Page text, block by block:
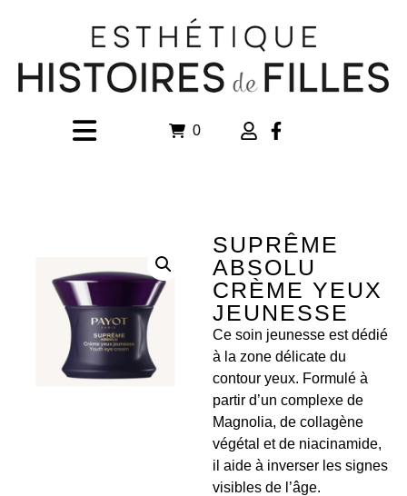
0
SUPRÊME
ABSOLU
CRÈME YEUX
JEUNESSE
Ce soin jeunesse est dédié
à la zone délicate du
contour yeux. Formulé à
partir d’un complexe de
Magnolia, de collagène
végétal et de niacinamide,
il aide à inverser les signes
visibles de l’âge.